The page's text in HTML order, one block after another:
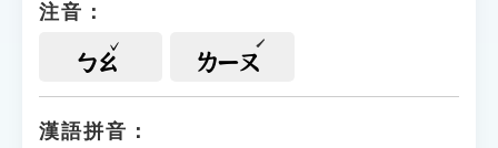
注音：
ㄅㄠ ㄌㄧㄡ
漢語拼音：